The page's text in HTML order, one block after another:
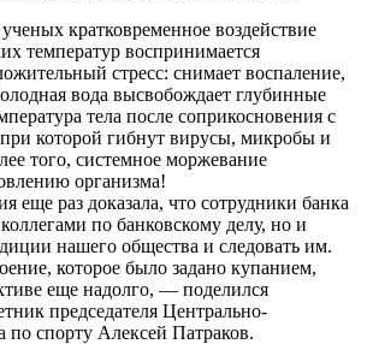
кратковременное воздействие
температур воспринимается
стресс: снимает воспаление,
вода высвобождает глубинные
тела после соприкосновения с
при которой гибнут вирусы, микробы и
того, системное моржевание
организма!
еще раз доказала, что сотрудники банка
по банковскому делу, но и
нашего общества и следовать им.
которое было задано купанием,
еще надолго, — поделился
председателя Центрально-
по спорту Алексей Патраков.